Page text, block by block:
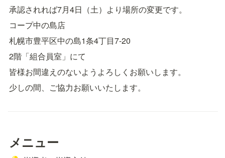
承認されれば7月4日（土）より場所の変更です。
コープ中の島店
札幌市豊平区中の島1条4丁目7-20
2階「組合員室」にて
皆様お間違えのないようよろしくお願いします。
少しの間、ご協力お願いいたします。
メニュー